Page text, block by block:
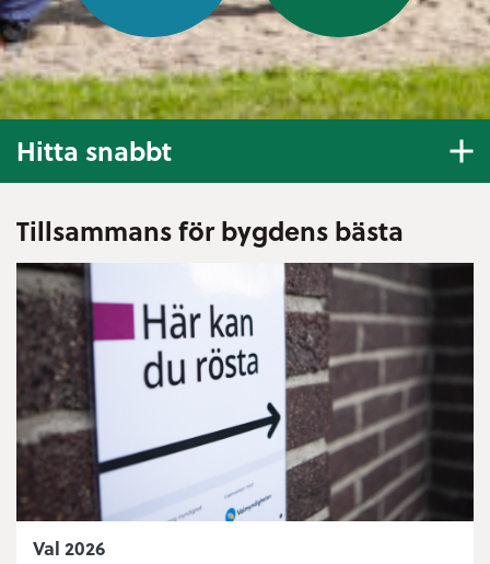
Tillsammans för bygdens bästa
Val 2026
Hitta snabbt
Bygglov
Digital anslagstavla
Sophämtning
Öppettider ÅVC
Bredbandsutbyggnad
Bibliotek